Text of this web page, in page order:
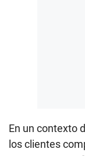
En un contexto
los clientes